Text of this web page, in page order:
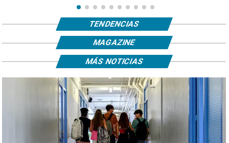
TENDENCIAS
MAGAZINE
MÁS NOTICIAS